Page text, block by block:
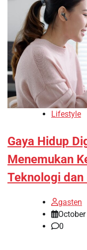
Lifestyle
Gaya Hidup
Menemukan
Teknologi dan
gasten
0